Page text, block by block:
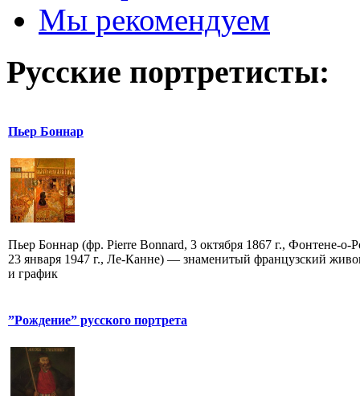
Мы рекомендуем
Русские портретисты:
Пьер Боннар
Пьер Боннар (фр. Pierre Bonnard, 3 октября 1867 г., Фонтене-о-
23 января 1947 г., Ле-Канне) — знаменитый французский
и график
”Рождение” русского портрета